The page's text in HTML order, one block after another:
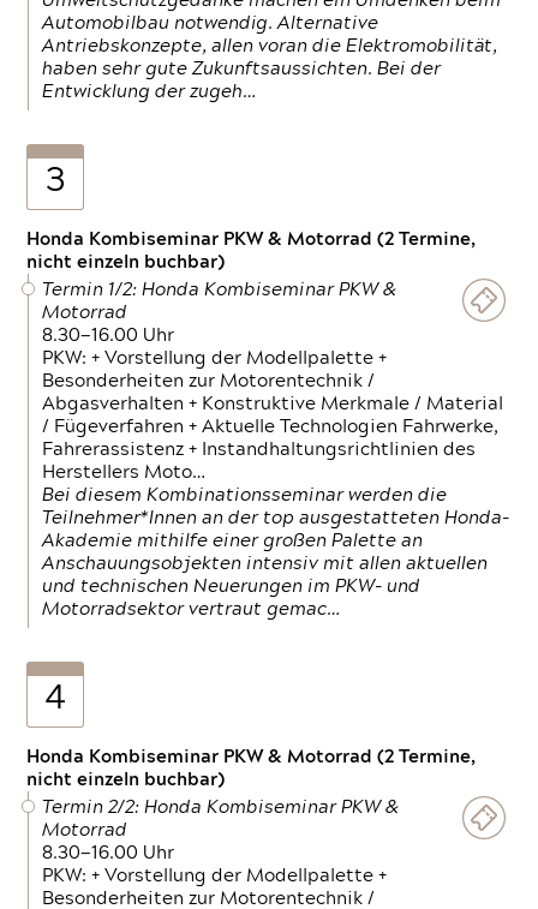
Automobilbau notwendig. Alternative
Antriebskonzepte, allen voran die Elektromobilität,
haben sehr gute Zukunftsaussichten. Bei der
Entwicklung der zugeh…
3
Honda Kombiseminar PKW & Motorrad (2 Termine,
nicht einzeln buchbar)
Termin 1/2: Honda Kombiseminar PKW &
Motorrad
8.30—16.00 Uhr
PKW: + Vorstellung der Modellpalette +
Besonderheiten zur Motorentechnik /
Abgasverhalten + Konstruktive Merkmale / Material
/ Fügeverfahren + Aktuelle Technologien Fahrwerke,
Fahrerassistenz + Instandhaltungsrichtlinien des
Herstellers Moto…
Bei diesem Kombinationsseminar werden die
Teilnehmer*Innen an der top ausgestatteten Honda-
Akademie mithilfe einer großen Palette an
Anschauungsobjekten intensiv mit allen aktuellen
und technischen Neuerungen im PKW- und
Motorradsektor vertraut gemac…
4
Honda Kombiseminar PKW & Motorrad (2 Termine,
nicht einzeln buchbar)
Termin 2/2: Honda Kombiseminar PKW &
Motorrad
8.30—16.00 Uhr
PKW: + Vorstellung der Modellpalette +
Besonderheiten zur Motorentechnik /